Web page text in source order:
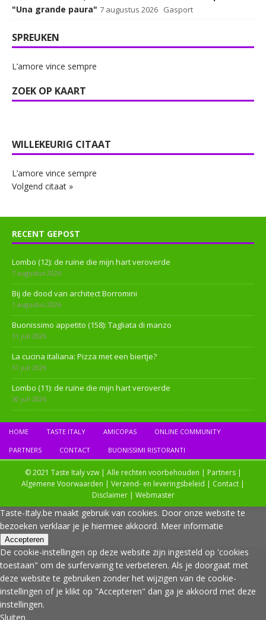
"Una grande paura" 7 augustus 2026 Gasport
SPREUKEN
L’amore vince sempre
ZOEK OP KAART
WILLEKEURIG CITAAT
L’amore vince sempre
Volgend citaat »
RECENT GEPOST
Lombo (12): de ruïne die mijn hart veroverde
7 augustus 2026
Bij de dood van architect Borromini
1 augustus 2026
Buonissimo appetito (158): Tagliata di manzo
31 juli 2026
La cucina italiana: Pizza met een biertje?
31 juli 2026
Lombo (11): de ruïne die mijn hart veroverde
30 juli 2026
HOME TASTE ITALY AMICOPAS ONLINE COMMUNITY
PARTNERS CONTACT BUONISSIMI RISTORANTI
© 2021 Taste Italy vzw | Alle rechten voorbehouden | Partners|
Algemene Voorwaarden | Verzend- en leveringsbeleid | Contact |
Disclaimer| Webmaster
Taste-Italy.be maakt gebruik van cookies. Door onze website te
bezoeken verklaar je je hiermee akkoord. Meer informatie
Accepteren
De cookie-instellingen op deze website zijn ingesteld op 'cookies
toestaan" om de surfervaring te verbeteren. Als je doorgaat met
deze website te gebruiken zonder het wijzigen van de cookie-
instellingen of je klikt op "Accepteren" dan ga je akkoord met deze
instellingen.
Sluiten